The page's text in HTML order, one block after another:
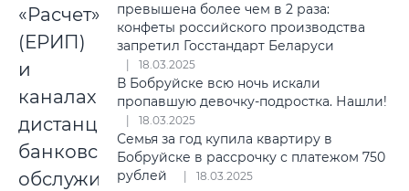
«Расчет»
(ЕРИП)
и
каналах
дистанционного
банковского
обслуживания
превышена более чем в 2 раза:
конфеты российского производства
запретил Госстандарт Беларуси
18.03.2025
В Бобруйске всю ночь искали
пропавшую девочку-подростка. Нашли!
18.03.2025
Семья за год купила квартиру в
Бобруйске в рассрочку с платежом 750
рублей
18.03.2025